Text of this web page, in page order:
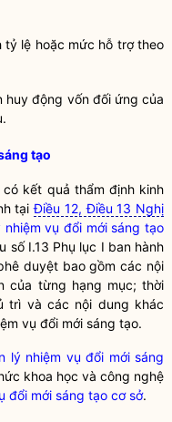
tỷ lệ hoặc mức hỗ trợ theo
huy động vốn đối ứng của
tạo
kết quả thẩm định kinh
tạiĐiều 12, Điều 13 Nghị
vụ đổi mới sáng tạo
số I.13 Phụ lục I ban hành
duyệt bao gồm các nội
của từng hạng mục; thời
trì và các nội dung khác
vụ đổi mới sáng tạo.
lý nhiệm vụ đổi mới sáng
khoa học và công nghệ
đổi mới sáng tạo cơ sở.